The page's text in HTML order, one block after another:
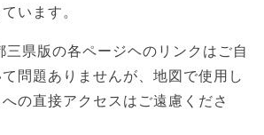
います。
三県版の各ページヘのリンクはご自
問題ありませんが、地図で使用し
の直接アクセスはご遠慮くださ